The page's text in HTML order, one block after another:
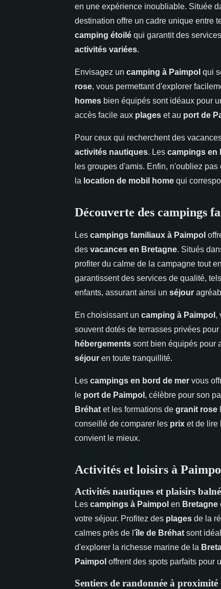
en une expérience inoubliable. Située
destination offre un cadre unique entre
camping étoilé qui garantit des
activités variées.
Envisagez un camping à Paimpol qui
rose, vous permettant d'explorer
homes bien équipés sont idéaux pour
accès facile aux plages et au port de
Pour ceux qui recherchent des
activités nautiques. Les campings en
les groupes d'amis. Enfin, n'oubliez
la location de mobil home qui
Découverte des campings
Les campings familiaux à Paimpol
des vacances en Bretagne. Situés
profiter du calme de la campagne tout
garantissent des services de qualité,
enfants, assurant ainsi un séjour
En choisissant un camping à Paimpol ,
souvent dotés de terrasses privées pour
hébergements sont bien équipés pour
séjour en toute tranquillité.
Les campings en bord de mer vous
le port de Paimpol , célèbre pour son
Bréhat et les formations de granit rose
conseillé de comparer les prix et de lire
convient le mieux.
Activités et loisirs à
Activités nautiques et plaisirs
Les campings à Paimpol en Bretagne
votre séjour. Profitez des plages de la
calmes près de l'île de Bréhat sont
d'explorer la richesse marine de la
Paimpol offrent des spots parfaits pour
Sentiers de randonnée à proximité